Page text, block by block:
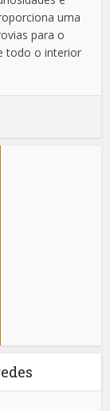
uma
para o
todo o interior